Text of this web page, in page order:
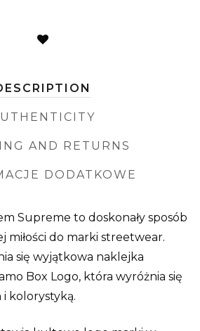
AND RETURNS
DODATKOWE
Supreme to doskonały sposób
miłości do marki streetwear.
się wyjątkowa naklejka
Box Logo, która wyróżnia się
kolorystyką.